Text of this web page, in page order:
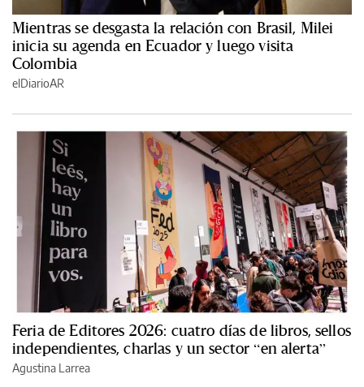
Mientras se desgasta la relación con Brasil, Milei
inicia su agenda en Ecuador y luego visita
Colombia
elDiarioAR
Feria de Editores 2026: cuatro días de libros, sellos
independientes, charlas y un sector “en alerta”
Agustina Larrea